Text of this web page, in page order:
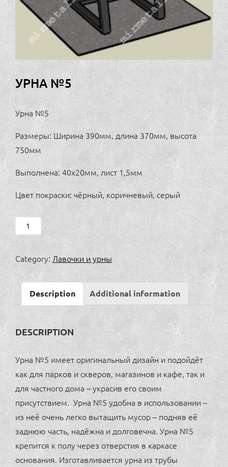
УРНА №5
Урна №5
Размеры: Ширина 390мм, длина 370мм, высота
750мм
Выполнена: 40х20мм, лист 1,5мм
Цвет покраски: чёрный, коричневый, серый
Урна
№5
quantity
Category: Лавочки и урны
Description Additional information
DESCRIPTION
Урна №5 имеет оригинальный дизайн и подойдёт
как для парков и скверов, магазинов и кафе, так и
для частного дома – украсив его своим
присутствием. Урна №5 удобна в использовании –
из неё очень легко вытащить мусор – подняв её
заднюю часть, надёжна и долговечна. Урна №5
крепится к полу через отверстия в каркасе
основания. Изготавливается урна из трубы